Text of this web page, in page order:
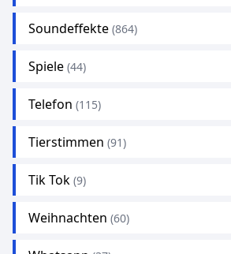
Soundeffekte (864)
Spiele (44)
Telefon (115)
Tierstimmen (91)
Tik Tok (9)
Weihnachten (60)